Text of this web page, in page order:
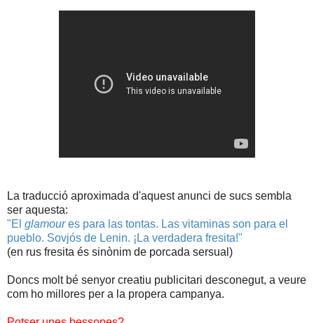
La traducció aproximada d'aquest anunci de sucs sembla
ser aquesta:
"El glamoures para las tontas. Las vitaminas son para el
pueblo. Sovjós de Lenin. ¡La verdadera fresita!"
(en rus fresita és sinònim de porcada sersual)
Doncs molt bé senyor creatiu publicitari desconegut, a veure
com ho millores per a la propera campanya.